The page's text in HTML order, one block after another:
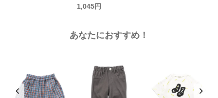
ャーハーフパンツ キ
1,045円
あなたにおすすめ！